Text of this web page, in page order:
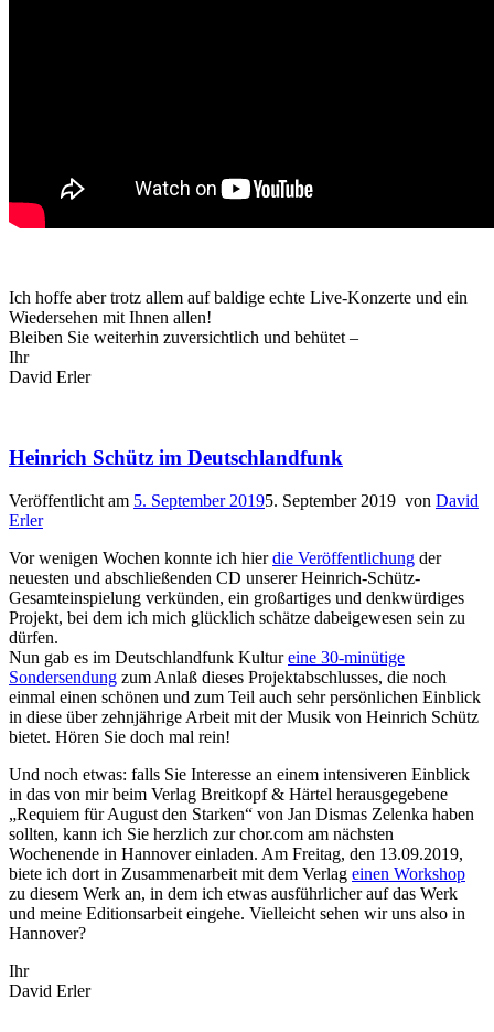
Ich hoffe aber trotz allem auf baldige echte Live-Konzerte und ein
Wiedersehen mit Ihnen allen!
Bleiben Sie weiterhin zuversichtlich und behütet –
Ihr
David Erler
Heinrich Schütz im Deutschlandfunk
Veröffentlicht am 5. September 20195. September 2019 von David
Erler
Vor wenigen Wochen konnte ich hierdie Veröffentlichung der
neuesten und abschließenden CD unserer Heinrich-Schütz-
Gesamteinspielung verkünden, ein großartiges und denkwürdiges
Projekt, bei dem ich mich glücklich schätze dabeigewesen sein zu
dürfen.
Nun gab es im Deutschlandfunk Kultureine 30-minütige
Sondersendung zum Anlaß dieses Projektabschlusses, die noch
einmal einen schönen und zum Teil auch sehr persönlichen Einblick
in diese über zehnjährige Arbeit mit der Musik von Heinrich Schütz
bietet. Hören Sie doch mal rein!
Und noch etwas: falls Sie Interesse an einem intensiveren Einblick
in das von mir beim Verlag Breitkopf & Härtel herausgegebene
„Requiem für August den Starken“ von Jan Dismas Zelenka haben
sollten, kann ich Sie herzlich zur chor.com am nächsten
Wochenende in Hannover einladen. Am Freitag, den 13.09.2019,
biete ich dort in Zusammenarbeit mit dem Verlag einen Workshop
zu diesem Werk an, in dem ich etwas ausführlicher auf das Werk
und meine Editionsarbeit eingehe. Vielleicht sehen wir uns also in
Hannover?
Ihr
David Erler